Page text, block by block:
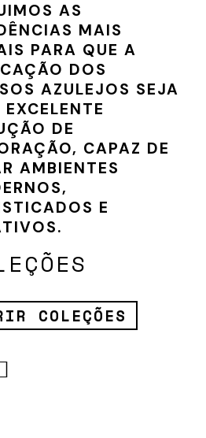
AS
MAIS
PARA QUE A
DOS
AZULEJOS SEJA
DE
CAPAZ DE
AMBIENTES
E
COLEÇÕES